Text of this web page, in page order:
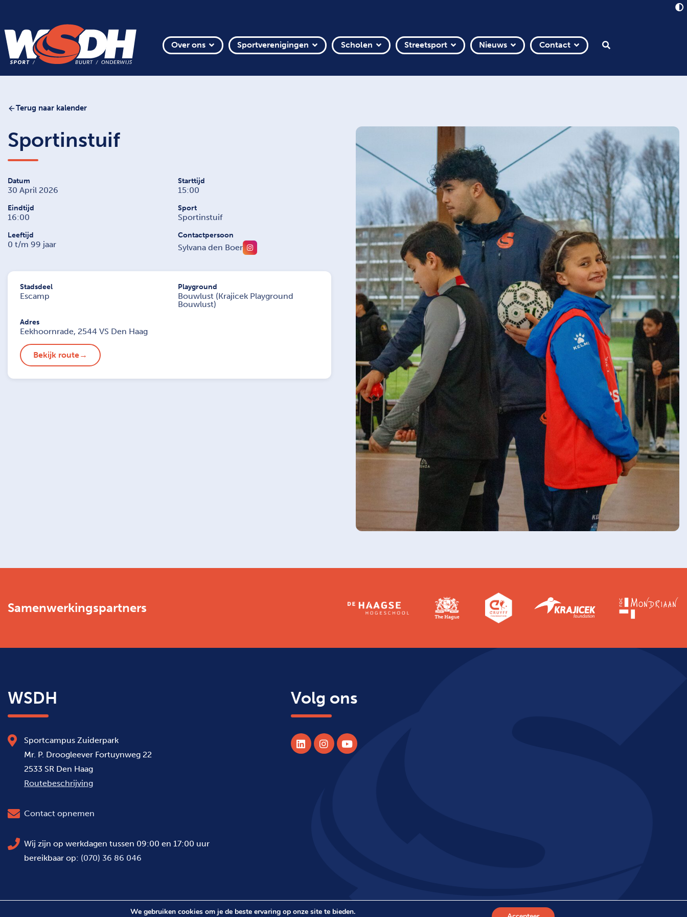
Over ons Sportverenigingen Scholen Streetsport Nieuws Contact
Terug naar kalender
Sportinstuif
Datum
30 April 2026
Starttijd
15:00
Eindtijd
16:00
Sport
Sportinstuif
Leeftijd
0 t/m 99 jaar
Contactpersoon
Sylvana den Boer
Stadsdeel
Escamp
Playground
Bouwlust (Krajicek Playground
Bouwlust)
Adres
Eekhoornrade, 2544 VS Den Haag
Bekijk route
Samenwerkingspartners
WSDH
Sportcampus Zuiderpark
Mr. P. Droogleever Fortuynweg 22
2533 SR Den Haag
Routebeschrijving
Contact opnemen
Wij zijn op werkdagen tussen 09:00 en 17:00 uur
bereikbaar op: (070) 36 86 046
Volg ons
© 2026 Alle rechten voorbehouden WSDHWe gebruiken cookies om je de beste ervaring op onze site te bieden.